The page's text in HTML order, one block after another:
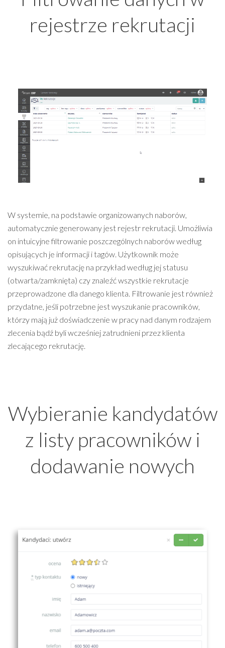
rejestrze rekrutacji
W systemie, na podstawie organizowanych naborów,
automatycznie generowany jest rejestr rekrutacji. Umożliwia
on intuicyjne filtrowanie poszczególnych naborów według
opisujących je informacji i tagów. Użytkownik może
wyszukiwać rekrutację na przykład według jej statusu
(otwarta/zamknięta) czy znaleźć wszystkie rekrutacje
przeprowadzone dla danego klienta. Filtrowanie jest również
przydatne, jeśli potrzebne jest wyszukanie pracowników,
którzy mają już doświadczenie w pracy nad danym rodzajem
zlecenia bądź byli wcześniej zatrudnieni przez klienta
zlecającego rekrutację.
Wybieranie kandydatów
z listy pracowników i
dodawanie nowych